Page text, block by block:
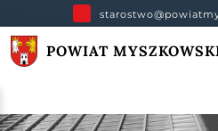
POWIAT